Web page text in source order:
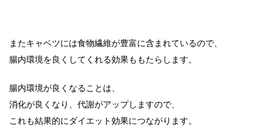
またキャベツには食物繊維が豊富に含まれているので、
腸内環境を良くしてくれる効果ももたらします。
腸内環境が良くなることは、
消化が良くなり、代謝がアップしますので、
これも結果的にダイエット効果につながります。